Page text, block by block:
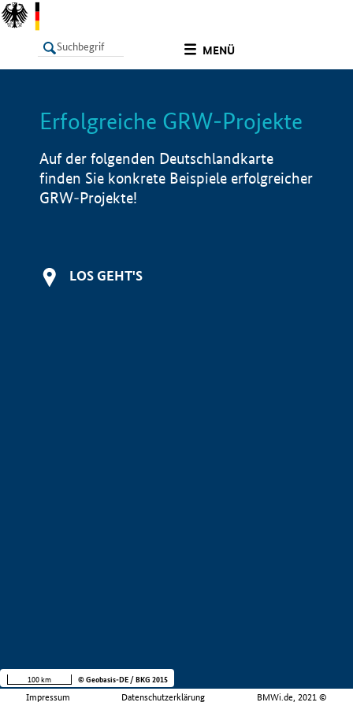
MENÜ
LISTE Info
Erfolgreiche GRW-Projekte
Auf der folgenden Deutschlandkarte
finden Sie konkrete Beispiele erfolgreicher
GRW-Projekte!
LOS GEHT'S
Impressum Datenschutzerklärung BMWi.de, 2021 ©
100 km © Geobasis-DE / BKG 2015